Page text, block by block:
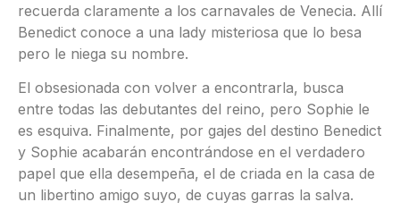
recuerda claramente a los carnavales de Venecia. Allí
Benedict conoce a una lady misteriosa que lo besa
pero le niega su nombre.
El obsesionada con volver a encontrarla, busca
entre todas las debutantes del reino, pero Sophie le
es esquiva. Finalmente, por gajes del destino Benedict
y Sophie acabarán encontrándose en el verdadero
papel que ella desempeña, el de criada en la casa de
un libertino amigo suyo, de cuyas garras la salva.